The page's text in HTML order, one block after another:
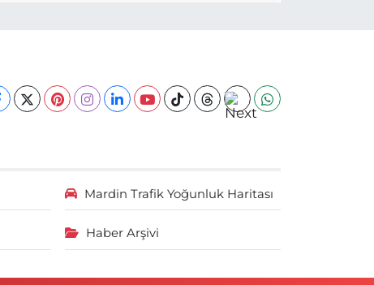
Mardin Trafik Yoğunluk Haritası
Haber Arşivi